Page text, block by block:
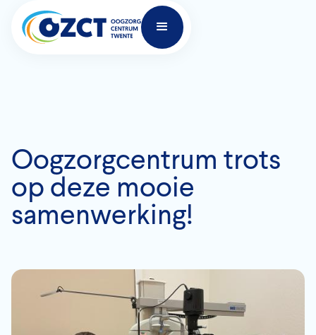
Oogzorgcentrum trots
op deze mooie
samenwerking!